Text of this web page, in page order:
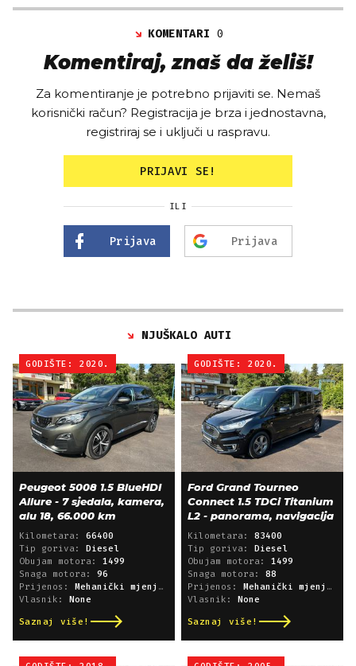
KOMENTARI0
Komentiraj, znaš da želiš!
Za komentiranje je potrebno prijaviti se. Nemaš
korisnički račun? Registracija je brza i jednostavna,
registriraj se i uključi u raspravu.
PRIJAVI SE!
ILI
Prijava Prijava
NJUŠKALO AUTI
GODIŠTE: 2020.
Peugeot 5008 1.5 BlueHDI
Allure - 7 sjedala, kamera,
alu 18, 66.000 km
Kilometara: 66400
Tip goriva:
Diesel
Obujam motora: 1499
Snaga motora: 96
Prijenos:
Mehanički mjenjač
Vlasnik:
None
Saznaj više!
GODIŠTE: 2020.
Ford Grand Tourneo
Connect 1.5 TDCi Titanium
L2 - panorama, navigacija
Kilometara: 83400
Tip goriva:
Diesel
Obujam motora: 1499
Snaga motora: 88
Prijenos:
Mehanički mjenjač
Vlasnik:
None
Saznaj više!